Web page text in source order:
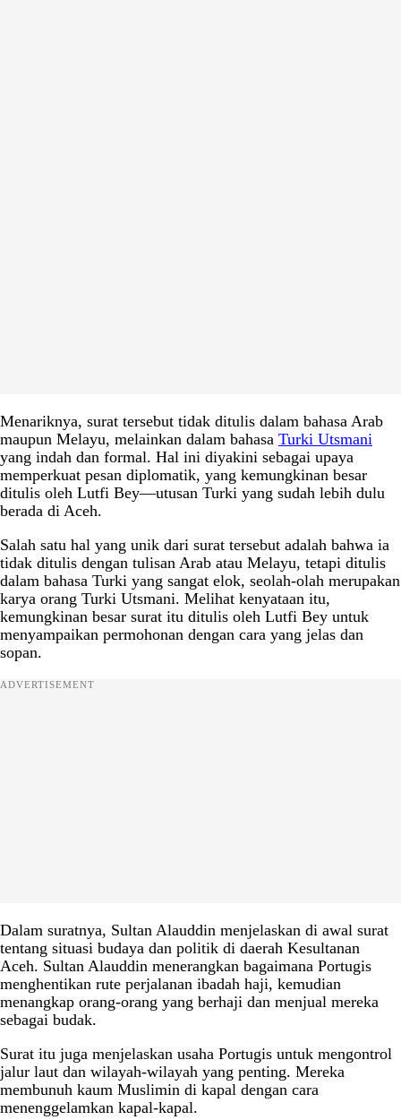
Menariknya, surat tersebut tidak ditulis dalam bahasa Arab
maupun Melayu, melainkan dalam bahasa Turki Utsmani
yang indah dan formal. Hal ini diyakini sebagai upaya
memperkuat pesan diplomatik, yang kemungkinan besar
ditulis oleh Lutfi Bey—utusan Turki yang sudah lebih dulu
berada di Aceh.
Salah satu hal yang unik dari surat tersebut adalah bahwa ia
tidak ditulis dengan tulisan Arab atau Melayu, tetapi ditulis
dalam bahasa Turki yang sangat elok, seolah-olah merupakan
karya orang Turki Utsmani. Melihat kenyataan itu,
kemungkinan besar surat itu ditulis oleh Lutfi Bey untuk
menyampaikan permohonan dengan cara yang jelas dan
sopan.
ADVERTISEMENT
Dalam suratnya, Sultan Alauddin menjelaskan di awal surat
tentang situasi budaya dan politik di daerah Kesultanan
Aceh. Sultan Alauddin menerangkan bagaimana Portugis
menghentikan rute perjalanan ibadah haji, kemudian
menangkap orang-orang yang berhaji dan menjual mereka
sebagai budak.
Surat itu juga menjelaskan usaha Portugis untuk mengontrol
jalur laut dan wilayah-wilayah yang penting. Mereka
membunuh kaum Muslimin di kapal dengan cara
menenggelamkan kapal-kapal.